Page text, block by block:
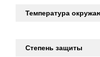
Температура
Степень защиты